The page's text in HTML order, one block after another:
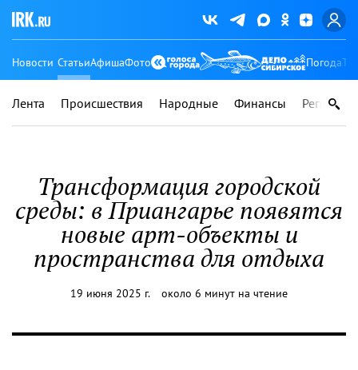
Новости СтатьиАфишаФото Погода
Лента Происшествия Народные Финансы Регионы
Трансформация городской
среды: в Приангарье появятся
новые арт-объекты и
пространства для отдыха
19 июня 2025 г. около 6 минут на чтение